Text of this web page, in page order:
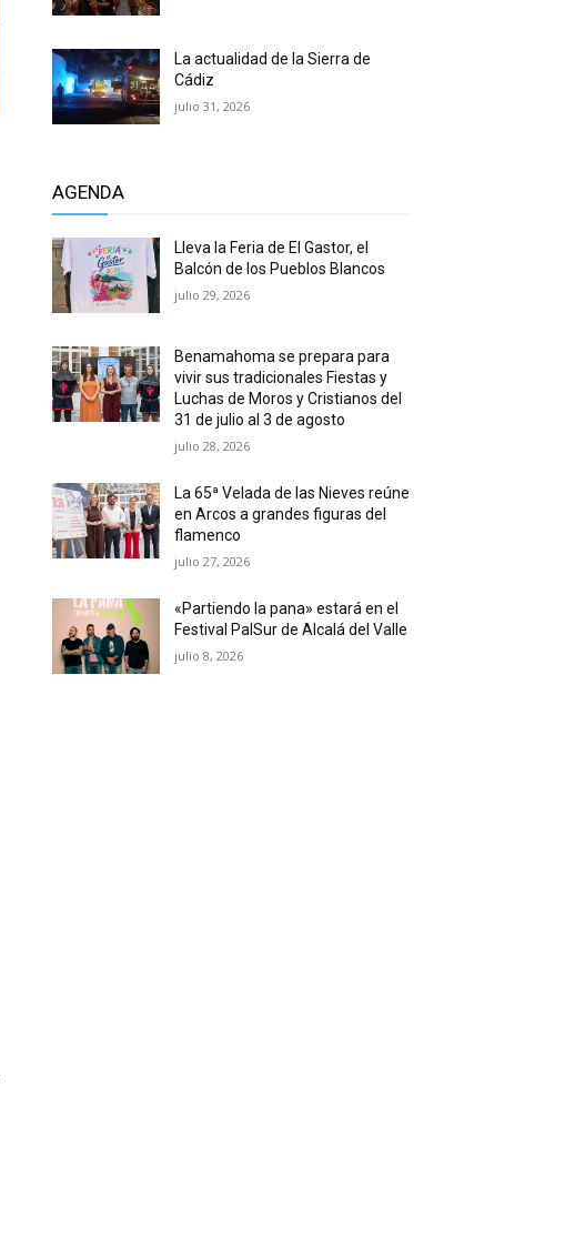
La actualidad de la Sierra de
Cádiz
julio 31, 2026
AGENDA
Lleva la Feria de El Gastor, el
Balcón de los Pueblos Blancos
julio 29, 2026
Benamahoma se prepara para
vivir sus tradicionales Fiestas y
Luchas de Moros y Cristianos del
31 de julio al 3 de agosto
julio 28, 2026
La 65ª Velada de las Nieves reúne
en Arcos a grandes figuras del
flamenco
julio 27, 2026
«Partiendo la pana» estará en el
Festival PalSur de Alcalá del Valle
julio 8, 2026